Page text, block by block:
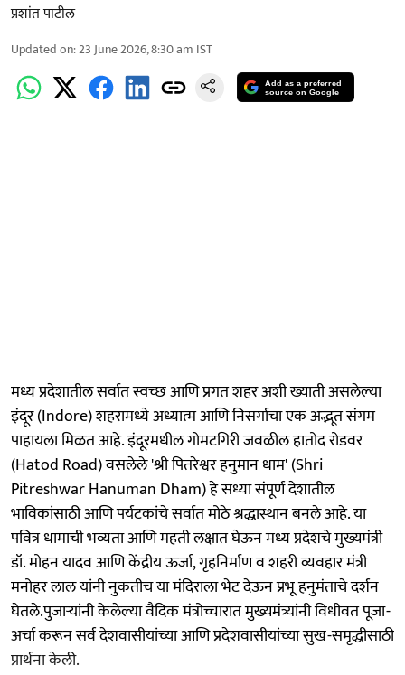
प्रशांत पाटील
Updated on:23 June 2026, 8:30 am IST
Add as a preferred
source on Google
मध्य प्रदेशातील सर्वात स्वच्छ आणि प्रगत शहर अशी ख्याती असलेल्या
इंदूर (Indore) शहरामध्ये अध्यात्म आणि निसर्गाचा एक अद्भूत संगम
पाहायला मिळत आहे. इंदूरमधील गोमटगिरी जवळील हातोद रोडवर
(Hatod Road) वसलेले 'श्री पितरेश्वर हनुमान धाम' (Shri
Pitreshwar Hanuman Dham) हे सध्या संपूर्ण देशातील
भाविकांसाठी आणि पर्यटकांचे सर्वात मोठे श्रद्धास्थान बनले आहे. या
पवित्र धामाची भव्यता आणि महती लक्षात घेऊन मध्य प्रदेशचे मुख्यमंत्री
डॉ. मोहन यादव आणि केंद्रीय ऊर्जा, गृहनिर्माण व शहरी व्यवहार मंत्री
मनोहर लाल यांनी नुकतीच या मंदिराला भेट देऊन प्रभू हनुमंताचे दर्शन
घेतले.पुजाऱ्यांनी केलेल्या वैदिक मंत्रोच्चारात मुख्यमंत्र्यांनी विधीवत पूजा-
अर्चा करून सर्व देशवासीयांच्या आणि प्रदेशवासीयांच्या सुख-समृद्धीसाठी
प्रार्थना केली.